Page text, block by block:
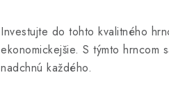
Investujte do tohto kvalitného
ekonomickejšie. S týmto
nadchnú každého.